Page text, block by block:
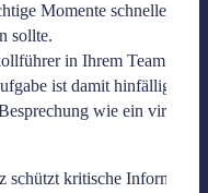
Momente schneller zu
sollte.
in Ihrem Team es
ist damit hinfällig. Die
wie ein virtueller
schützt kritische